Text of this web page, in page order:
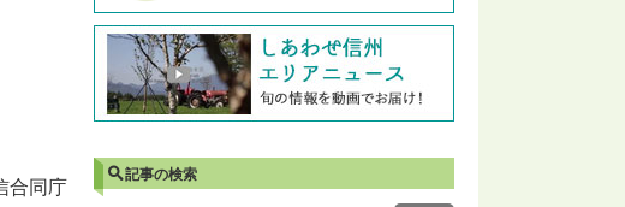
合同庁
記事の検索